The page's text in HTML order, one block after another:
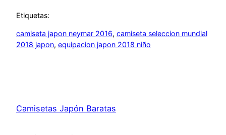
Etiquetas:
camiseta japon neymar 2016, camiseta seleccion mundial
2018 japon, equipacion japon 2018 niño
Camisetas Japón Baratas